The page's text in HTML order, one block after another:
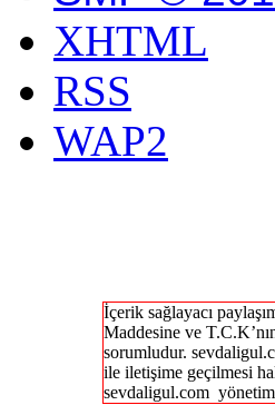
XHTML
RSS
WAP2
İçerik sağlayacı
Maddesine ve
sorumludur.
ile iletişime geçilmesi
sevdaligul.com yönetimi